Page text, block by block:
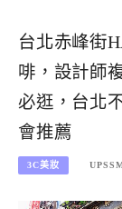
台北赤峰街
啡，設計師
必逛，台北
會推薦
3C美妝